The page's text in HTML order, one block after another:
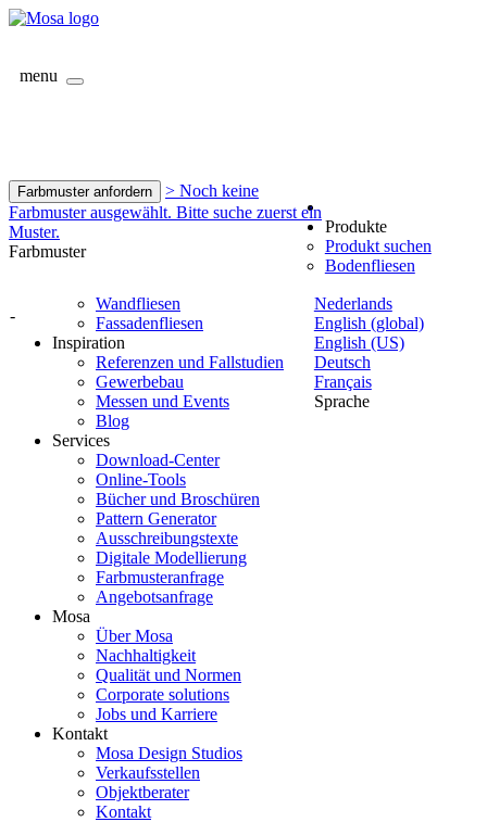
menu
Farbmuster anfordern
> Noch keine
Farbmuster ausgewählt. Bitte suche zuerst ein
Muster.
Farbmuster
-
Nederlands
English (global)
English (US)
Deutsch
Français
Sprache
Produkte
Produkt suchen
Bodenfliesen
Wandfliesen
Fassadenfliesen
Inspiration
Referenzen und Fallstudien
Gewerbebau
Messen und Events
Blog
Services
Download-Center
Online-Tools
Bücher und Broschüren
Pattern Generator
Ausschreibungstexte
Digitale Modellierung
Farbmusteranfrage
Angebotsanfrage
Mosa
Über Mosa
Nachhaltigkeit
Qualität und Normen
Corporate solutions
Jobs und Karriere
Kontakt
Mosa Design Studios
Verkaufsstellen
Objektberater
Kontakt